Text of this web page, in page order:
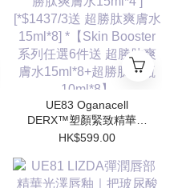
UE83 Oganacell
DERX™塑顏緊致精華霜
50ml$599/1 [*$958/2 送
[*$1437/3送 超勝肽爽膚
水15ml*8] *【Skin
HK$599.00